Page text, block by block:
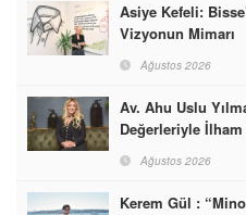
Asiye Kefeli:
Vizyonun Mimarı
Ağustos 2026
Av. Ahu Uslu
Değerleriyle
Ağustos 2026
Kerem Gül :